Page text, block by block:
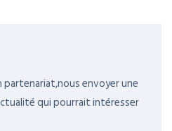
envoyer une
qui pourrait intéresser